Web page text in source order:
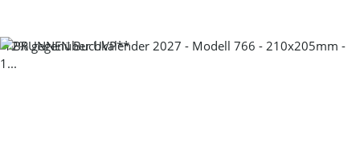
-12%gegenüber UVP**